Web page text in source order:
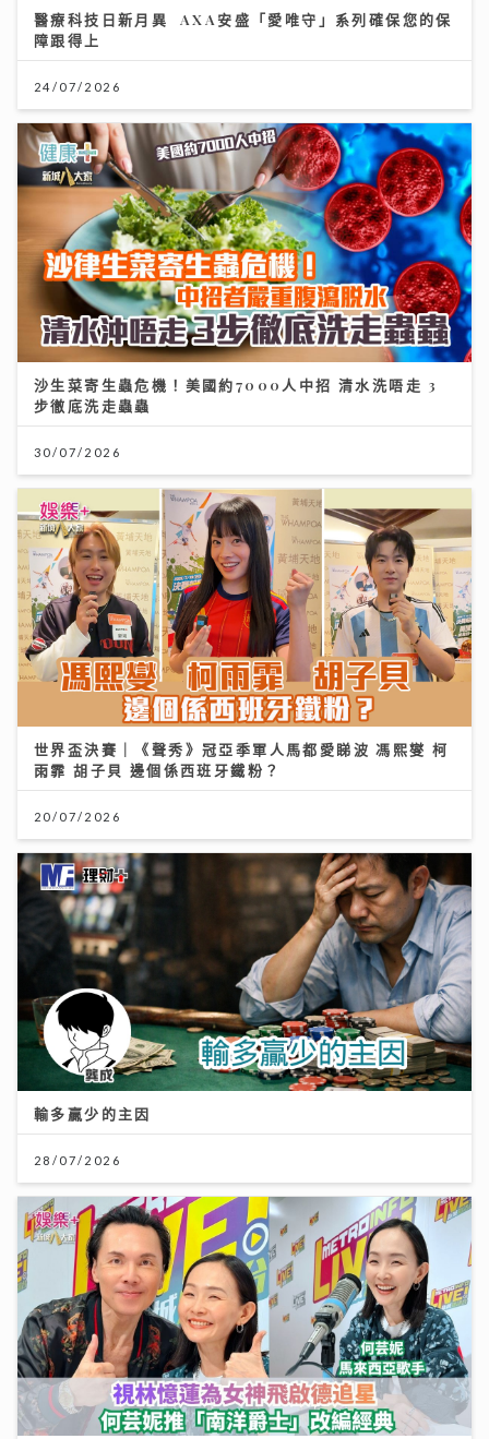
醫療科技日新月異 AXA安盛「愛唯守」系列確保您的保
障跟得上
24/07/2026
沙生菜寄生蟲危機！美國約7000人中招 清水洗唔走 3
步徹底洗走蟲蟲
30/07/2026
世界盃決賽｜《聲秀》冠亞季軍人馬都愛睇波 馮熙燮 柯
雨霏 胡子貝 邊個係西班牙鐵粉？
20/07/2026
輸多贏少的主因
28/07/2026